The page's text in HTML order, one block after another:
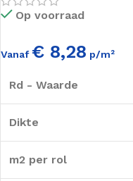
Op voorraad
Vanaf € 8,28 p/m²
Rd - Waarde
Dikte
m2 per rol